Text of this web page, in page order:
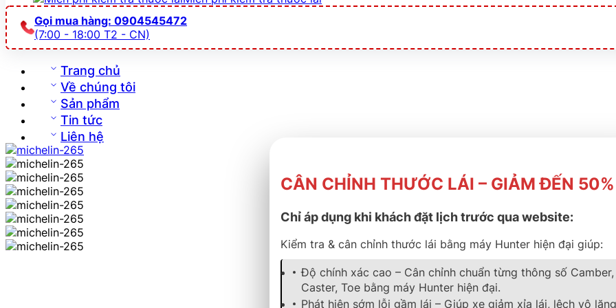
Gọi mua hàng: 0904545472
(7:00 - 18:00 T2 - CN)
Trang chủ
Về chúng tôi
Sản phẩm
Tin tức
Liên hệ
CÂN CHỈNH THƯỚC LÁI – GIẢM ĐẾN 50%
Chỉ áp dụng khi khách đặt lịch trước qua website:
Kiểm tra & cân chỉnh thước lái bằng máy Hunter hiện đại giúp:
Độ chính xác cao – Cân chỉnh chuẩn từng thông số Camber,
Caster, Toe bằng máy Hunter hiện đại.
Phát hiện sớm lỗi gầm lái – Giúp xe giảm xỉa lái, lệch vô